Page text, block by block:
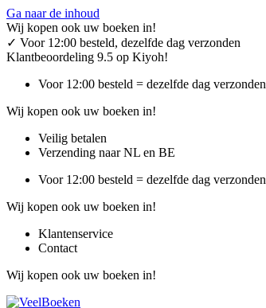
Ga naar de inhoud
Wij kopen ook uw boeken in!
✓ Voor 12:00 besteld, dezelfde dag verzonden
Klantbeoordeling 9.5 op Kiyoh!
Voor 12:00 besteld = dezelfde dag verzonden
Wij kopen ook uw boeken in!
Veilig betalen
Verzending naar NL en BE
Voor 12:00 besteld = dezelfde dag verzonden
Wij kopen ook uw boeken in!
Klantenservice
Contact
Wij kopen ook uw boeken in!